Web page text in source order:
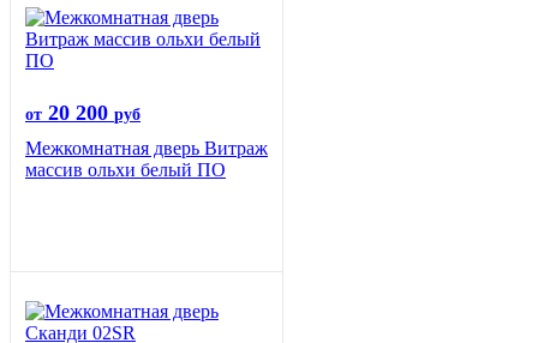
от 20 200 руб
Межкомнатная дверь Витраж
массив ольхи белый ПО